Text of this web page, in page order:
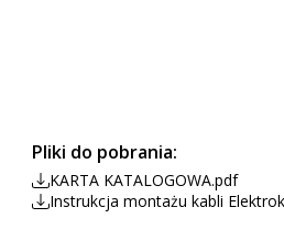
Pliki do pobrania:
KARTA KATALOGOWA.pdf
Instrukcja montażu kabli